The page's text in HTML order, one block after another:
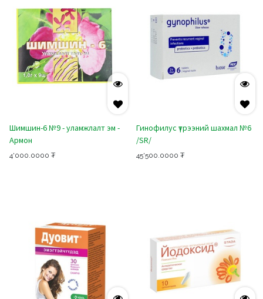
Шимшин-6 №9 - уламжлалт эм -
Армон
4'000.0000 ₮
Гинофилус үтрээний шахмал №6
/SR/
45'500.0000 ₮